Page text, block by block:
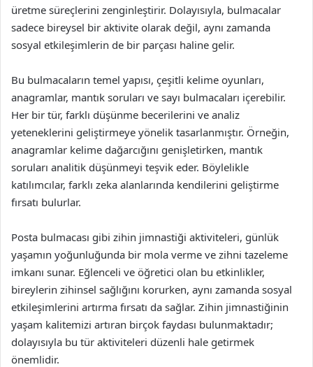
üretme süreçlerini zenginleştirir. Dolayısıyla, bulmacalar
sadece bireysel bir aktivite olarak değil, aynı zamanda
sosyal etkileşimlerin de bir parçası haline gelir.
Bu bulmacaların temel yapısı, çeşitli kelime oyunları,
anagramlar, mantık soruları ve sayı bulmacaları içerebilir.
Her bir tür, farklı düşünme becerilerini ve analiz
yeteneklerini geliştirmeye yönelik tasarlanmıştır. Örneğin,
anagramlar kelime dağarcığını genişletirken, mantık
soruları analitik düşünmeyi teşvik eder. Böylelikle
katılımcılar, farklı zeka alanlarında kendilerini geliştirme
fırsatı bulurlar.
Posta bulmacası gibi zihin jimnastiği aktiviteleri, günlük
yaşamın yoğunluğunda bir mola verme ve zihni tazeleme
imkanı sunar. Eğlenceli ve öğretici olan bu etkinlikler,
bireylerin zihinsel sağlığını korurken, aynı zamanda sosyal
etkileşimlerini artırma fırsatı da sağlar. Zihin jimnastiğinin
yaşam kalitemizi artıran birçok faydası bulunmaktadır;
dolayısıyla bu tür aktiviteleri düzenli hale getirmek
önemlidir.